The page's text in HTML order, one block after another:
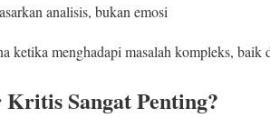
analisis, bukan emosi
ketika menghadapi masalah kompleks,
Sangat Penting?